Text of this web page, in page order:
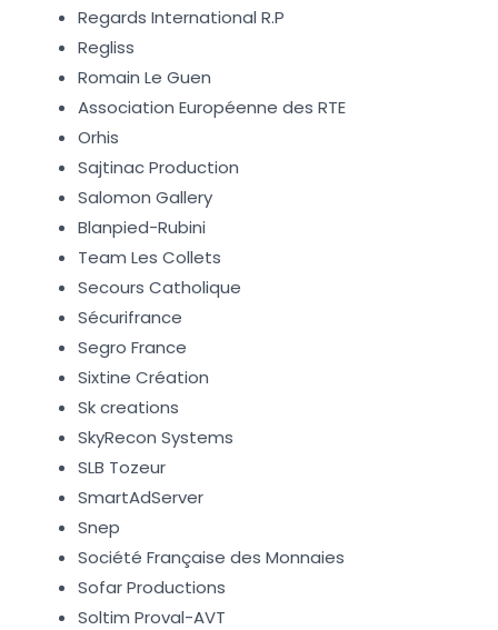
Regards International R.P
Regliss
Romain Le Guen
Association Européenne des RTE
Orhis
Sajtinac Production
Salomon Gallery
Blanpied-Rubini
Team Les Collets
Secours Catholique
Sécurifrance
Segro France
Sixtine Création
Sk creations
SkyRecon Systems
SLB Tozeur
SmartAdServer
Snep
Société Française des Monnaies
Sofar Productions
Soltim Proval-AVT